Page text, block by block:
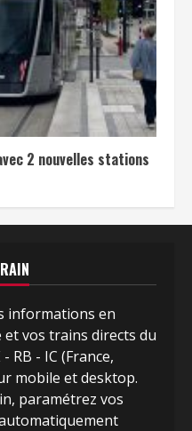
2 nouvelles stations
informations en
vos trains directs du
RB - IC (France,
mobile et desktop.
paramétrez vos